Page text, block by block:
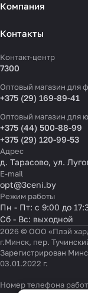
Компания
Контакты
Контакт-центр
7300
Оптовый магазин для
+375 (29) 169-89-41
Оптовый магазин для
+375 (44) 500-88-99
+375 (29) 120-99-53
Адрес
д. Тарасово, ул.
E-mail
opt@3ceni.by
Режим работы
Пн - Пт: с 9:00 до
Сб - Вс: выходной
2026 © ООО «Плэй
г.Минск, пер.
Зарегистрирован
03.01.2022 г.
Номер телефона